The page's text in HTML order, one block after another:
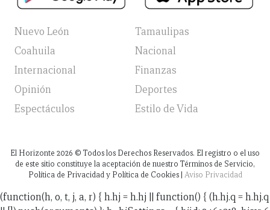
Nuevo León
Tamaulipas
Coahuila
Nacional
Internacional
Finanzas
Opinión
Deportes
Espectáculos
Estilo de Vida
El Horizonte 2026 © Todos los Derechos Reservados. El registro o el uso
de este sitio constituye la aceptación de nuestro Términos de Servicio,
Política de Privacidad y Política de Cookies | Aviso Privacidad
(function(h, o, t, j, a, r) { h.hj = h.hj || function() { (h.hj.q = h.hj.q